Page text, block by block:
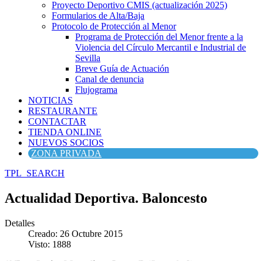
Proyecto Deportivo CMIS (actualización 2025)
Formularios de Alta/Baja
Protocolo de Protección al Menor
Programa de Protección del Menor frente a la
Violencia del Círculo Mercantil e Industrial de
Sevilla
Breve Guía de Actuación
Canal de denuncia
Flujograma
NOTICIAS
RESTAURANTE
CONTACTAR
TIENDA ONLINE
NUEVOS SOCIOS
ZONA PRIVADA
TPL_SEARCH
Actualidad Deportiva. Baloncesto
Detalles
Creado: 26 Octubre 2015
Visto: 1888